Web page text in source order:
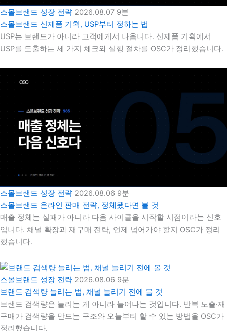
스몰브랜드 성장 전략 2026.08.07 9분
스몰브랜드 신제품 기획, USP부터 정하는 법
USP는 브랜드가 아니라 고객에게서 나옵니다. 신제품 기획에서
USP를 도출하는 세 가지 체크와 실행 절차를 OSC가 정리했습니다.
스몰브랜드 성장 전략 2026.08.06 9분
스몰브랜드 온라인 판매 전략, 정체됐다면 볼 것
매출 정체는 실패가 아니라 다음 사이클을 시작할 시점이라는 신호
입니다. 채널 확장과 재구매 전략, 언제 넘어가야 할지 OSC가 정리
했습니다.
스몰브랜드 성장 전략 2026.08.06 9분
브랜드 검색량 늘리는 법, 채널 늘리기 전에 볼 것
브랜드 검색량은 늘리는 게 아니라 늘어나는 것입니다. 반복 노출·재
구매가 검색량을 만드는 구조와 오늘부터 할 수 있는 방법을 OSC가
정리했습니다.